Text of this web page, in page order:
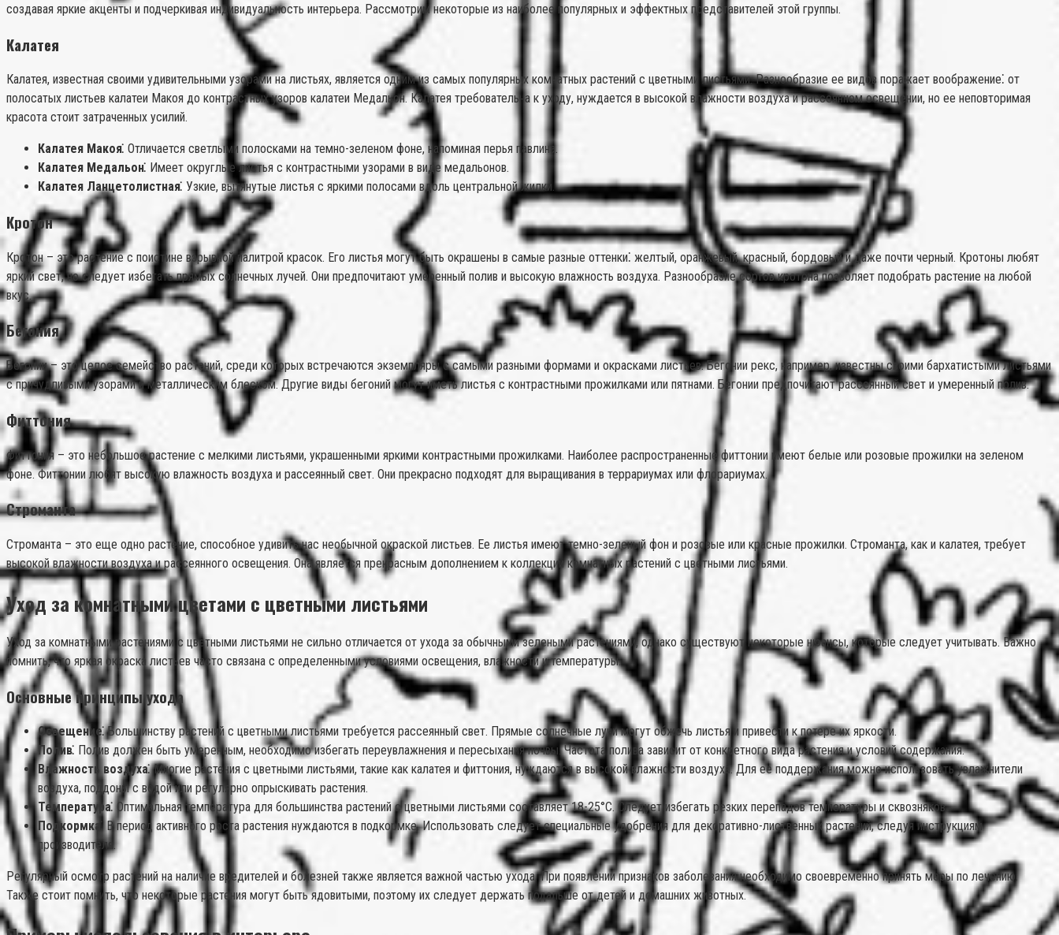
создавая яркие акценты и подчеркивая индивидуальность интерьера. Рассмотрим некоторые из наиболее популярных и эффектных представителей этой группы.
Калатея
Калатея, известная своими удивительными узорами на листьях, является одним из самых популярных комнатных растений с цветными листьями. Разнообразие ее видов поражает воображение⁚ от
полосатых листьев калатеи Макоя до контрастных узоров калатеи Медальон. Калатея требовательна к уходу, нуждается в высокой влажности воздуха и рассеянном освещении, но ее неповторимая
красота стоит затраченных усилий.
Калатея Макоя⁚ Отличается светлыми полосками на темно-зеленом фоне, напоминая перья павлина.
Калатея Медальон⁚ Имеет округлые листья с контрастными узорами в виде медальонов.
Калатея Ланцетолистная⁚ Узкие, вытянутые листья с яркими полосами вдоль центральной жилки.
Кротон
Кротон – это растение с поистине взрывной палитрой красок. Его листья могут быть окрашены в самые разные оттенки⁚ желтый, оранжевый, красный, бордовый и даже почти черный. Кротоны любят
яркий свет, но следует избегать прямых солнечных лучей. Они предпочитают умеренный полив и высокую влажность воздуха. Разнообразие сортов кротона позволяет подобрать растение на любой
вкус.
Бегония
Бегонии – это целое семейство растений, среди которых встречаются экземпляры с самыми разными формами и окрасками листьев. Бегонии рекс, например, известны своими бархатистыми листьями
с причудливыми узорами и металлическим блеском. Другие виды бегоний могут иметь листья с контрастными прожилками или пятнами. Бегонии предпочитают рассеянный свет и умеренный полив.
Фиттония
Фиттония – это небольшое растение с мелкими листьями, украшенными яркими контрастными прожилками. Наиболее распространенные фиттонии имеют белые или розовые прожилки на зеленом
фоне. Фиттонии любят высокую влажность воздуха и рассеянный свет. Они прекрасно подходят для выращивания в террариумах или флорариумах.
Строманта
Строманта – это еще одно растение, способное удивить нас необычной окраской листьев. Ее листья имеют темно-зеленый фон и розовые или красные прожилки. Строманта, как и калатея, требует
высокой влажности воздуха и рассеянного освещения. Она является прекрасным дополнением к коллекции комнатных растений с цветными листьями.
Уход за комнатными цветами с цветными листьями
Уход за комнатными растениями с цветными листьями не сильно отличается от ухода за обычными зелеными растениями, однако существуют некоторые нюансы, которые следует учитывать. Важно
помнить, что яркая окраска листьев часто связана с определенными условиями освещения, влажности и температуры.
Основные принципы ухода
Освещение⁚Большинству растений с цветными листьями требуется рассеянный свет. Прямые солнечные лучи могут обжечь листья и привести к потере их яркости.
Полив⁚ Полив должен быть умеренным, необходимо избегать переувлажнения и пересыхания почвы. Частота полива зависит от конкретного вида растения и условий содержания.
Влажность воздуха⁚Многие растения с цветными листьями, такие как калатея и фиттония, нуждаются в высокой влажности воздуха. Для ее поддержания можно использовать увлажнители
воздуха, поддоны с водой или регулярно опрыскивать растения.
Температура⁚ Оптимальная температура для большинства растений с цветными листьями составляет 18-25°C. Следует избегать резких перепадов температуры и сквозняков.
Подкормка⁚ В период активного роста растения нуждаются в подкормке. Использовать следует специальные удобрения для декоративно-лиственных растений, следуя инструкциям
производителя.
Регулярный осмотр растений на наличие вредителей и болезней также является важной частью ухода. При появлении признаков заболевания необходимо своевременно принять меры по лечению.
Также стоит помнить, что некоторые растения могут быть ядовитыми, поэтому их следует держать подальше от детей и домашних животных.